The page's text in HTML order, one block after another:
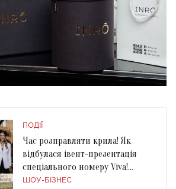
ПОДІЇ
Час розправляти крила! Як
відбулася івент-презентація
спеціального номеру Viva!
Connecting Women
ШОУ-БІЗНЕС